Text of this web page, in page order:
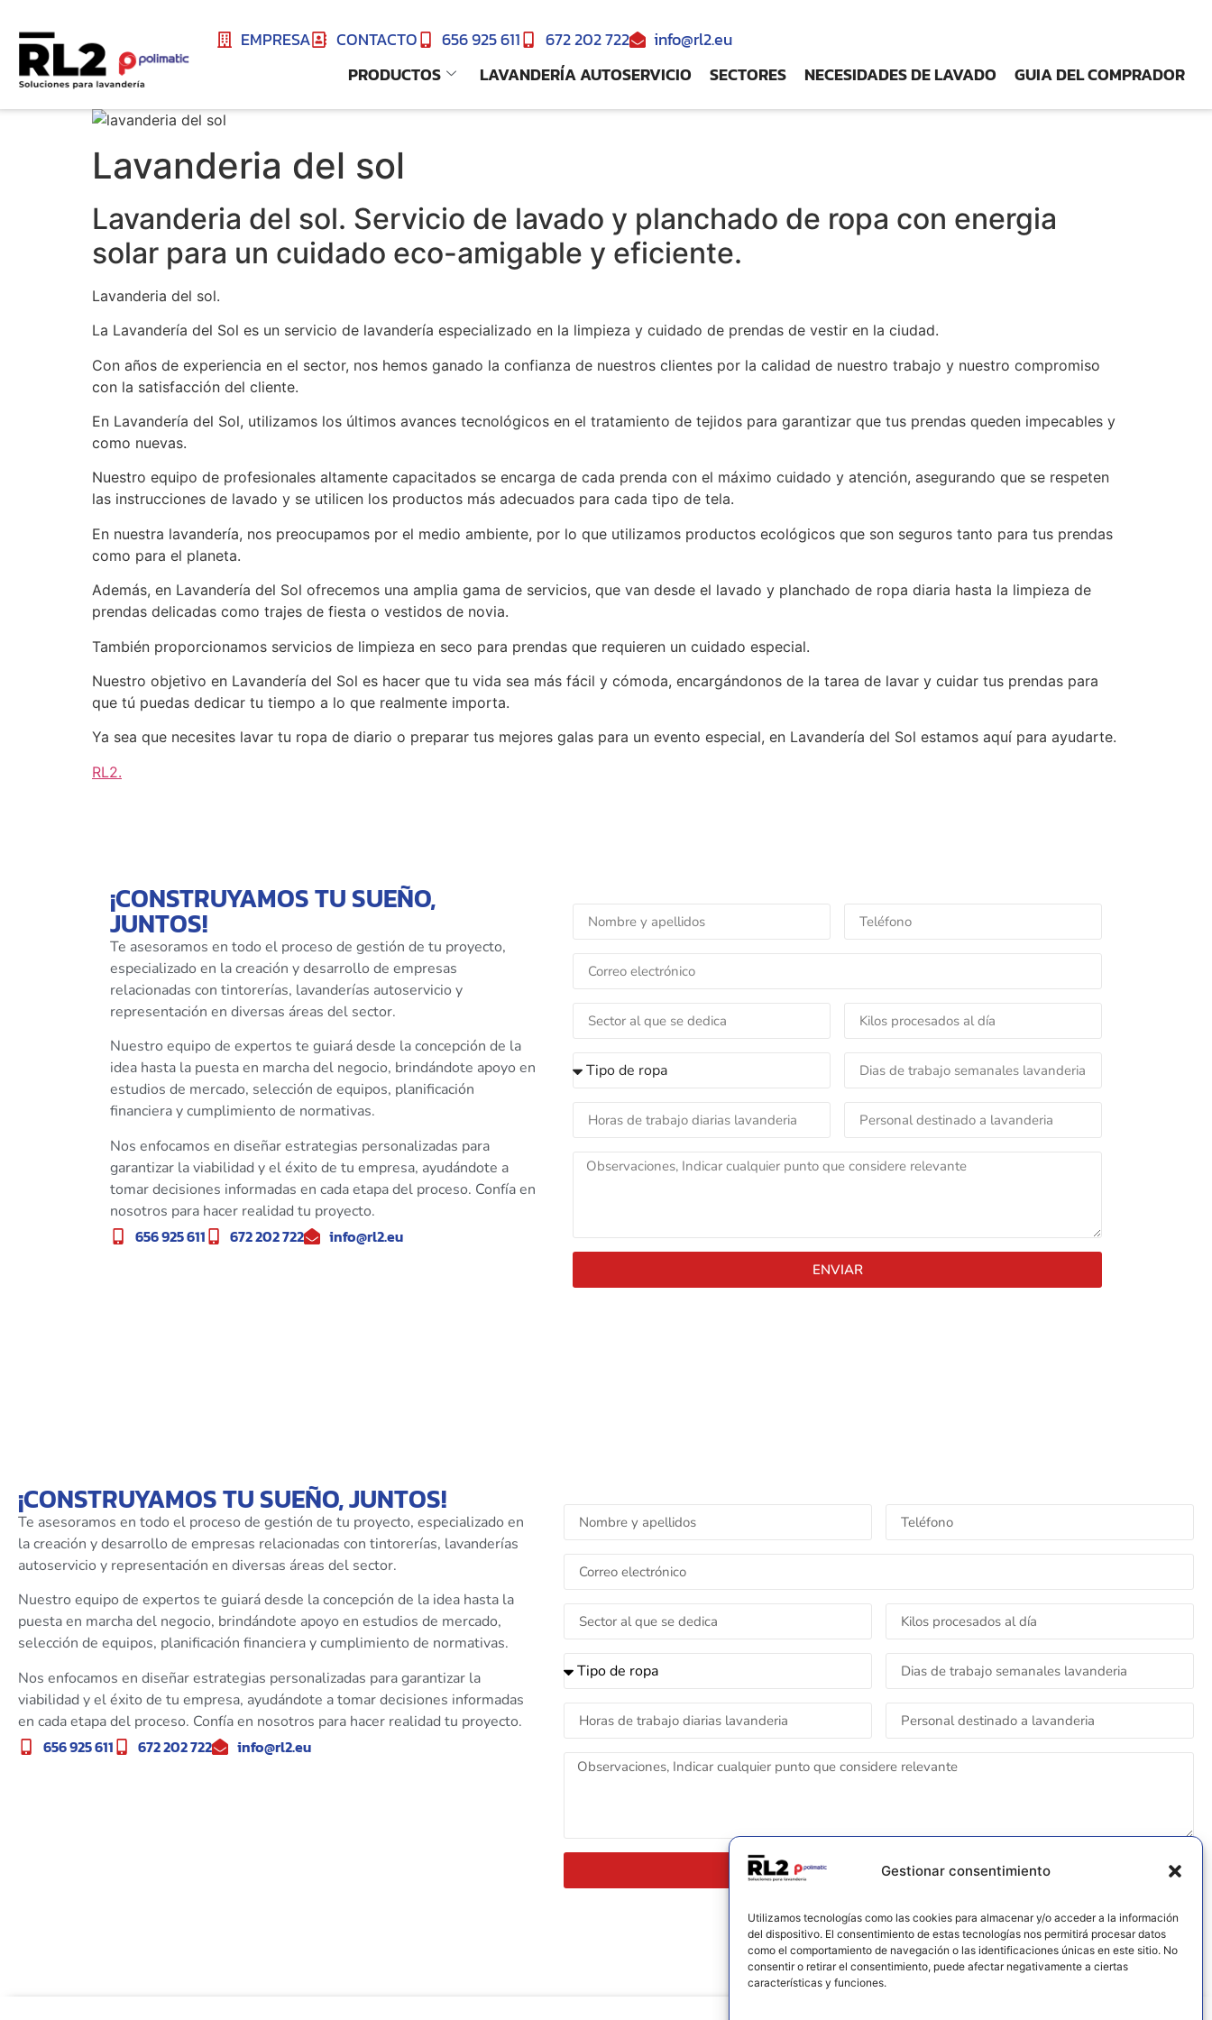
Gestionar consentimiento
Utilizamos tecnologías como las cookies para almacenar y/o acceder a la información
del dispositivo. El consentimiento de estas tecnologías nos permitirá procesar datos
como el comportamiento de navegación o las identificaciones únicas en este sitio. No
consentir o retirar el consentimiento, puede afectar negativamente a ciertas
características y funciones.
EMPRESA CONTACTO 656 925 611 672 202 722
info@rl2.eu
PRODUCTOS
LAVANDERÍA AUTOSERVICIO SECTORES NECESIDADES DE LAVADO GUIA DEL COMPRADOR
Lavanderia del sol
Lavanderia del sol. Servicio de lavado y planchado de ropa con energia
solar para un cuidado eco-amigable y eficiente.
Lavanderia del sol.
La Lavandería del Sol es un servicio de lavandería especializado en la limpieza y cuidado de prendas de vestir en la ciudad.
Con años de experiencia en el sector, nos hemos ganado la confianza de nuestros clientes por la calidad de nuestro trabajo y nuestro compromiso
con la satisfacción del cliente.
En Lavandería del Sol, utilizamos los últimos avances tecnológicos en el tratamiento de tejidos para garantizar que tus prendas queden impecables y
como nuevas.
Nuestro equipo de profesionales altamente capacitados se encarga de cada prenda con el máximo cuidado y atención, asegurando que se respeten
las instrucciones de lavado y se utilicen los productos más adecuados para cada tipo de tela.
En nuestra lavandería, nos preocupamos por el medio ambiente, por lo que utilizamos productos ecológicos que son seguros tanto para tus prendas
como para el planeta.
Además, en Lavandería del Sol ofrecemos una amplia gama de servicios, que van desde el lavado y planchado de ropa diaria hasta la limpieza de
prendas delicadas como trajes de fiesta o vestidos de novia.
También proporcionamos servicios de limpieza en seco para prendas que requieren un cuidado especial.
Nuestro objetivo en Lavandería del Sol es hacer que tu vida sea más fácil y cómoda, encargándonos de la tarea de lavar y cuidar tus prendas para
que tú puedas dedicar tu tiempo a lo que realmente importa.
Ya sea que necesites lavar tu ropa de diario o preparar tus mejores galas para un evento especial, en Lavandería del Sol estamos aquí para ayudarte.
RL2.
¡CONSTRUYAMOS TU SUEÑO,
JUNTOS!
Te asesoramos en todo el proceso de gestión de tu proyecto,
especializado en la creación y desarrollo de empresas
relacionadas con tintorerías, lavanderías autoservicio y
representación en diversas áreas del sector.
Nuestro equipo de expertos te guiará desde la concepción de la
idea hasta la puesta en marcha del negocio, brindándote apoyo en
estudios de mercado, selección de equipos, planificación
financiera y cumplimiento de normativas.
Nos enfocamos en diseñar estrategias personalizadas para
garantizar la viabilidad y el éxito de tu empresa, ayudándote a
tomar decisiones informadas en cada etapa del proceso. Confía en
nosotros para hacer realidad tu proyecto.
656 925 611 672 202 722 info@rl2.eu
ENVIAR
¡CONSTRUYAMOS TU SUEÑO, JUNTOS!
Te asesoramos en todo el proceso de gestión de tu proyecto, especializado en
la creación y desarrollo de empresas relacionadas con tintorerías, lavanderías
autoservicio y representación en diversas áreas del sector.
Nuestro equipo de expertos te guiará desde la concepción de la idea hasta la
puesta en marcha del negocio, brindándote apoyo en estudios de mercado,
selección de equipos, planificación financiera y cumplimiento de normativas.
Nos enfocamos en diseñar estrategias personalizadas para garantizar la
viabilidad y el éxito de tu empresa, ayudándote a tomar decisiones informadas
en cada etapa del proceso. Confía en nosotros para hacer realidad tu proyecto.
656 925 611 672 202 722 info@rl2.eu
ENVIAR FORMULARIO